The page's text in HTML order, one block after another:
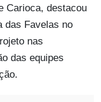
Carioca, destacou
das Favelas no
nas
das equipes